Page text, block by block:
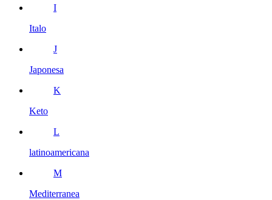
I
Italo
J
Japonesa
K
Keto
L
latinoamericana
M
Mediterranea